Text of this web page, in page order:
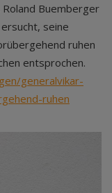
Roland Buemberger
seine
ruhen
entsprochen.
generalvikar-
ruhen